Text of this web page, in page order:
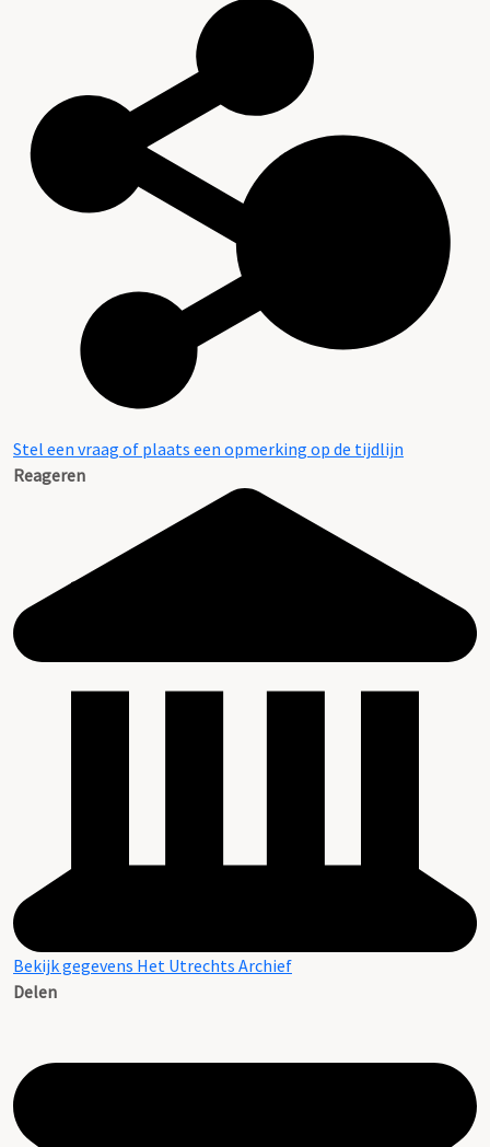
Stel een vraag of plaats een opmerking op de tijdlijn
Reageren
Bekijk gegevens Het Utrechts Archief
Delen